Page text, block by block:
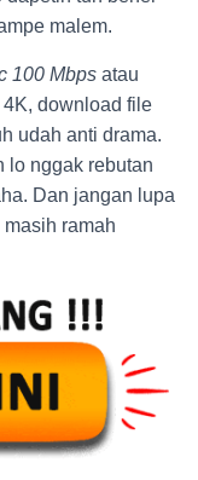
malem.
100 Mbps atau
download file
udah anti drama.
lo nggak rebutan
Dan jangan lupa
ramah